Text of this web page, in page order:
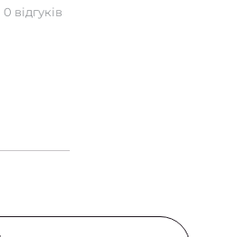
0 відгуків